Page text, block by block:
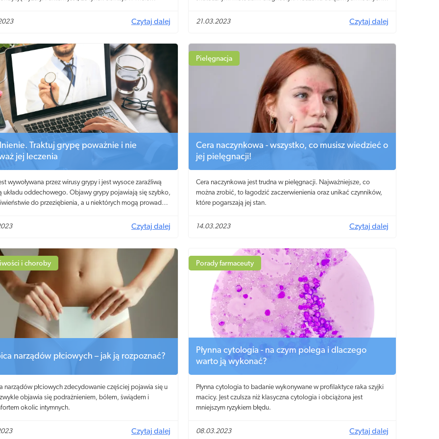
i wyszukać produkt zgodny z potrzebami włosów.
zakupu takiego produktu. Jak dokonać wyboru?
Czytaj dalej
samopoczuciem.
21.03.2023 Czytaj dalej
Traktuj grypę poważnie i nie
jej leczenia
wywoływana przez wirusy grypy i jest wysoce zaraźliwą
układu oddechowego. Objawy grypy pojawiają się szybko,
do przeziębienia, a u niektórych mogą prowadzić
narażeni na poważne objawy grypy. Nie lekceważ jej
Czytaj dalej
Pielęgnacja
Cera naczynkowa - wszystko, co musisz wiedzieć o
jej pielęgnacji!
Cera naczynkowa jest trudna w pielęgnacji. Najważniejsze, co
można zrobić, to łagodzić zaczerwienienia oraz unikać czynników,
które pogarszają jej stan.
14.03.2023 Czytaj dalej
i choroby
narządów płciowych – jak ją rozpoznać?
narządów płciowych zdecydowanie częściej pojawia się u
objawia się podrażnieniem, bólem, świądem i
okolic intymnych.
Czytaj dalej
Porady farmaceuty
Płynna cytologia - na czym polega i dlaczego
warto ją wykonać?
Płynna cytologia to badanie wykonywane w profilaktyce raka szyjki
macicy. Jest czulsza niż klasyczna cytologia i obciążona jest
mniejszym ryzykiem błędu.
08.03.2023 Czytaj dalej